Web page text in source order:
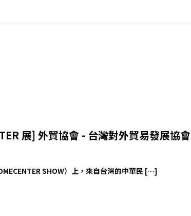
展] 外貿協會 - 台灣對外貿易發展協會
SHOW）上，來自台灣的中華民 […]